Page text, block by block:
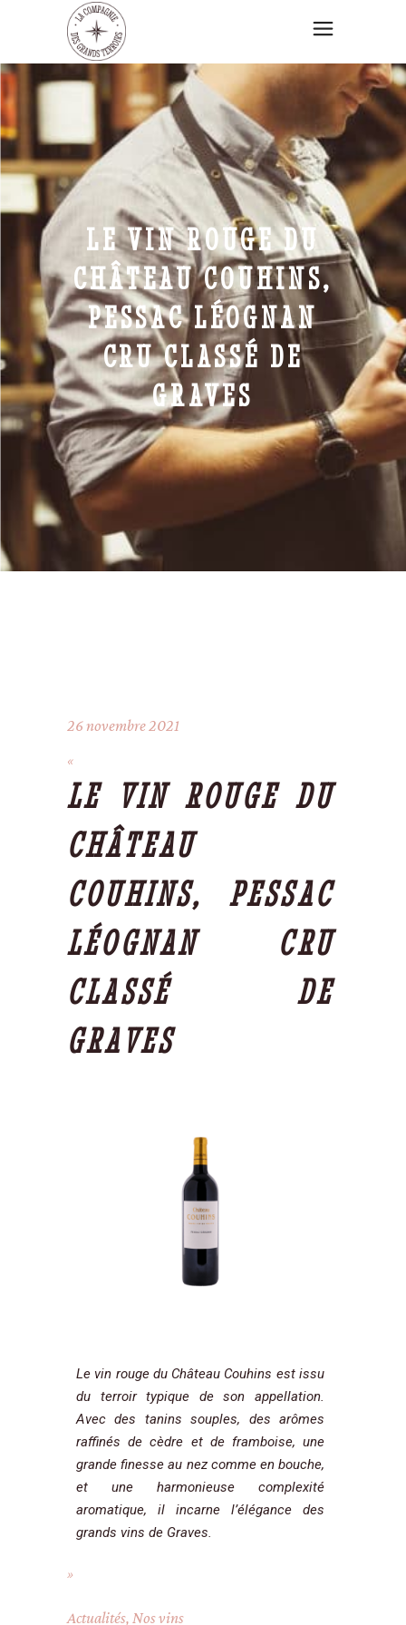
LE VIN ROUGE DU
CHÂTEAU COUHINS,
PESSAC LÉOGNAN
CRU CLASSÉ DE
GRAVES
26 novembre 2021
LE VIN ROUGE DU
CHÂTEAU
COUHINS, PESSAC
LÉOGNAN CRU
CLASSÉ DE
GRAVES
Le vin rouge du Château Couhins est issu
du terroir typique de son appellation.
Avec des tanins souples, des arômes
raffinés de cèdre et de framboise, une
grande finesse au nez comme en bouche,
et une harmonieuse complexité
aromatique, il incarne l’élégance des
grands vins de Graves.
Actualités, Nos vins